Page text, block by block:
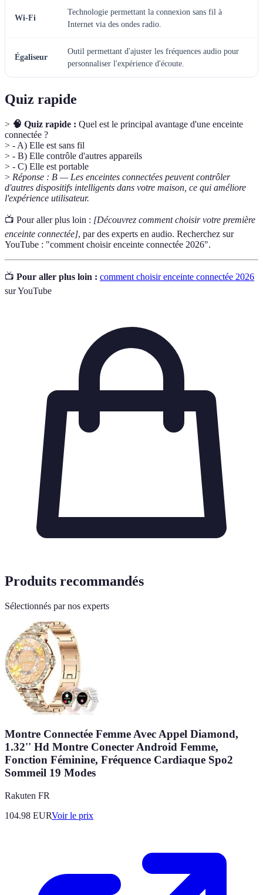
Wi-Fi
Technologie permettant la connexion sans fil à
Internet via des ondes radio.
Égaliseur
Outil permettant d'ajuster les fréquences audio pour
personnaliser l'expérience d'écoute.
Quiz rapide
> 🧠 Quiz rapide : Quel est le principal avantage d'une enceinte
connectée ?
> - A) Elle est sans fil
> - B) Elle contrôle d'autres appareils
> - C) Elle est portable
> Réponse : B — Les enceintes connectées peuvent contrôler
d'autres dispositifs intelligents dans votre maison, ce qui améliore
l'expérience utilisateur.
📺 Pour aller plus loin : [Découvrez comment choisir votre première
enceinte connectée], par des experts en audio. Recherchez sur
YouTube : "comment choisir enceinte connectée 2026".
📺 Pour aller plus loin : comment choisir enceinte connectée 2026
sur YouTube
Produits recommandés
Sélectionnés par nos experts
Montre Connectée Femme Avec Appel Diamond,
1.32'' Hd Montre Conecter Android Femme,
Fonction Féminine, Fréquence Cardiaque Spo2
Sommeil 19 Modes
Rakuten FR
104.98 EURVoir le prix